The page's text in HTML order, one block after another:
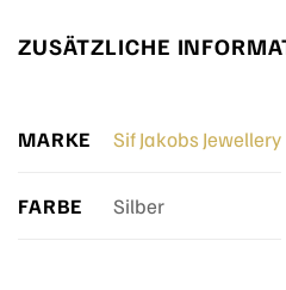
ZUSÄTZLICHE
MARKE Sif Jakobs Jewellery
FARBE Silber